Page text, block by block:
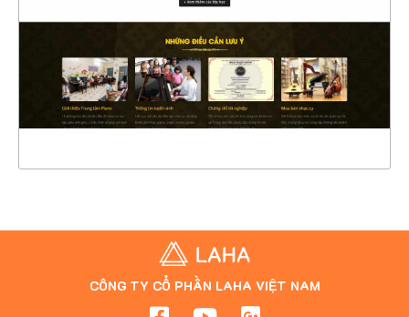
CHI TIẾT
XEM THỰC TẾ
CÔNG TY CỔ PHẦN LAHA VIỆT NAM